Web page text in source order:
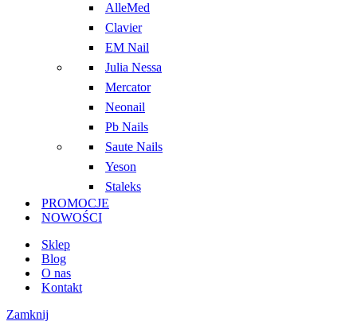
AlleMed
Clavier
EM Nail
Julia Nessa
Mercator
Neonail
Pb Nails
Saute Nails
Yeson
Staleks
PROMOCJE
NOWOŚCI
Sklep
Blog
O nas
Kontakt
Zamknij